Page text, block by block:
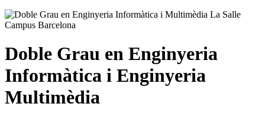
Doble Grau en Enginyeria
Informàtica i Enginyeria
Multimèdia